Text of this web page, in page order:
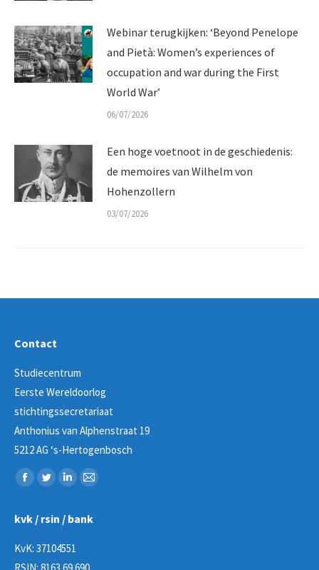
Webinar terugkijken: ‘Beyond Penelope
and Pietà: Women’s experiences of
occupation and war during the First
World War’
06/07/2026
Een hoge voetnoot in de geschiedenis:
de memoires van Wilhelm von
Hohenzollern
03/07/2026
Contact
Studiecentrum
Eerste Wereldoorlog
stichtingssecretariaat
Anthonius van Alphenstraat 19
5212 AG ‘s-Hertogenbosch
Vind ons op:
Facebook
opens
in
Twitter
opens
in
Linkedin
opens
in
Mail
opens
kvk / rsin / bank
KvK: 37104551